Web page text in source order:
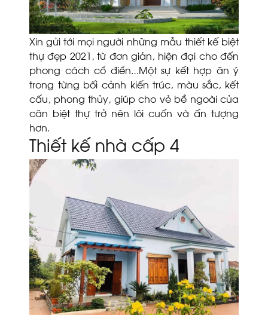
Xin gửi tới mọi người những mẫu thiết kế biệt
thự đẹp 2021, từ đơn giản, hiện đại cho đến
phong cách cổ điển…Một sự kết hợp ăn ý
trong từng bối cảnh kiến trúc, màu sắc, kết
cấu, phong thủy, giúp cho vẻ bề ngoài của
căn biệt thự trở nên lôi cuốn và ấn tượng
hơn.
Thiết kế nhà cấp 4